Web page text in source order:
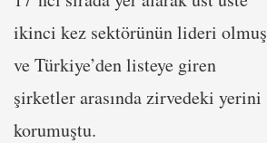
ikinci kez sektörünün lideri olmuş
ve Türkiye’den listeye giren
şirketler arasında zirvedeki yerini
korumuştu.